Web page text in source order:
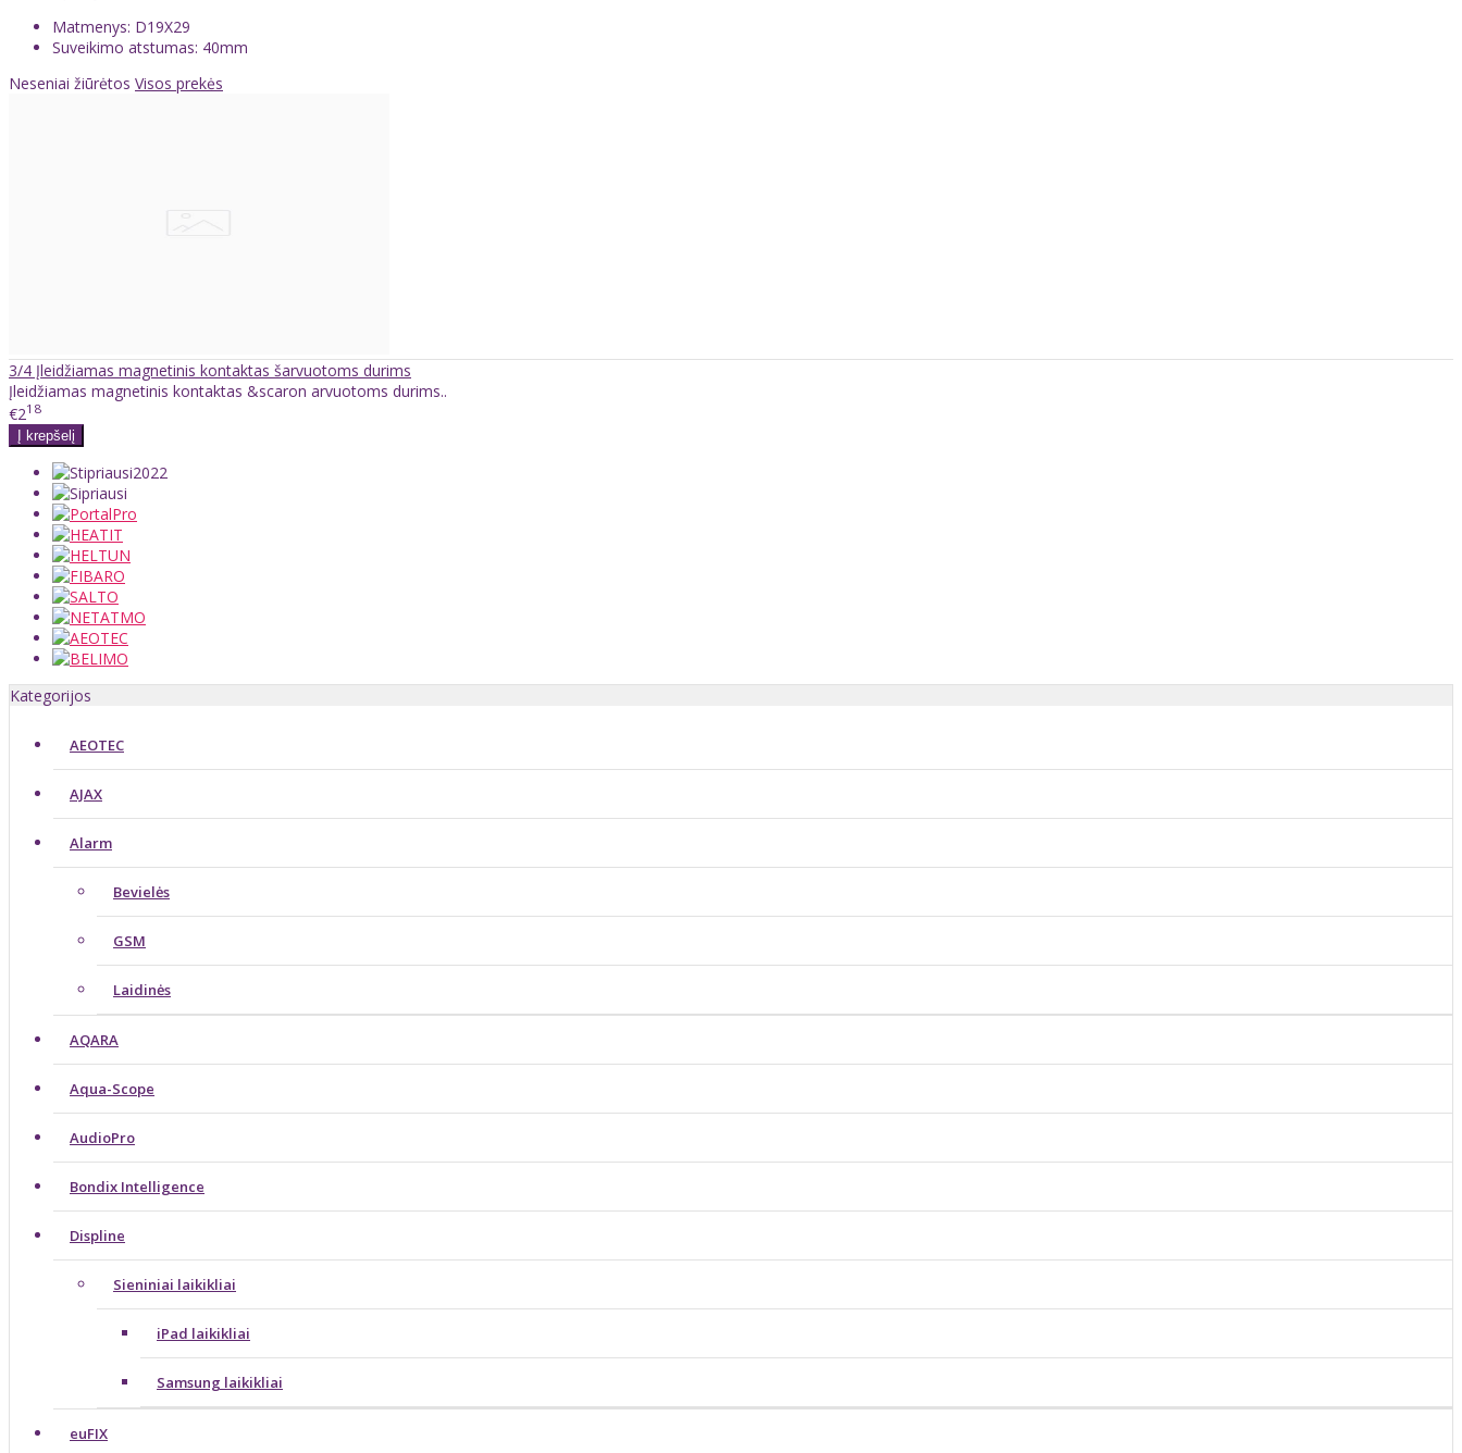
Matmenys: D19X29
Suveikimo atstumas: 40mm
Neseniai žiūrėtos Visos prekės
3/4 Įleidžiamas magnetinis kontaktas šarvuotoms durims
Įleidžiamas magnetinis kontaktas &scaron arvuotoms durims..
€218
Kategorijos
AEOTEC
AJAX
Alarm
Bevielės
GSM
Laidinės
AQARA
Aqua-Scope
AudioPro
Bondix Intelligence
Displine
Sieniniai laikikliai
iPad laikikliai
Samsung laikikliai
euFIX